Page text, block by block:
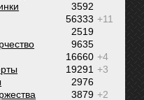
3592
+11
56333
2519
9635
+4
16660
+3
19291
2976
+2
3879